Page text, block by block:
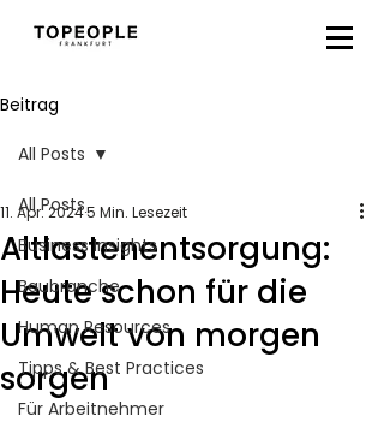
Beitrag
All Posts
Business Insights
Baubranche
Human Resources
Tipps & Best Practices
Für Arbeitnehmer
All Posts
Altlastenentsorgung:
Heute schon für die
Umwelt von morgen
sorgen
11. Apr. 20245 Min. Lesezeit